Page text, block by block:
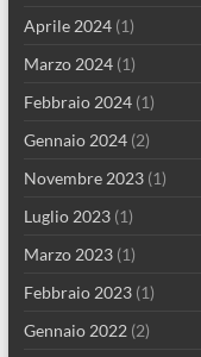
Aprile 2024(1)
Marzo 2024(1)
Febbraio 2024(1)
Gennaio 2024(2)
Novembre 2023(1)
Luglio 2023(1)
Marzo 2023(1)
Febbraio 2023(1)
Gennaio 2022(2)